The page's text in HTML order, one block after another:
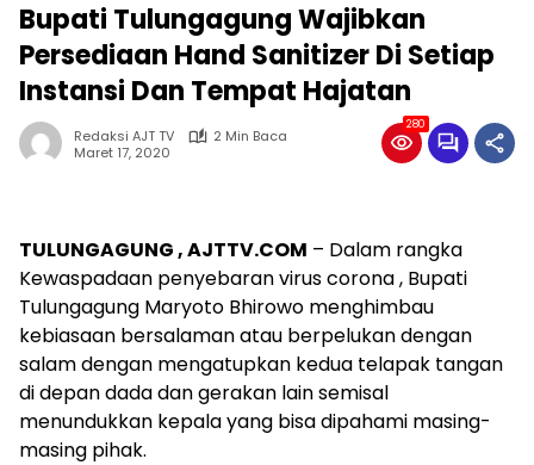
Bupati Tulungagung Wajibkan
Persediaan Hand Sanitizer Di Setiap
Instansi Dan Tempat Hajatan
Redaksi AJT TV
2 Min Baca
Maret 17, 2020
280
TULUNGAGUNG , AJTTV.COM – Dalam rangka
Kewaspadaan penyebaran virus corona , Bupati
Tulungagung Maryoto Bhirowo menghimbau
kebiasaan bersalaman atau berpelukan dengan
salam dengan mengatupkan kedua telapak tangan
di depan dada dan gerakan lain semisal
menundukkan kepala yang bisa dipahami masing-
masing pihak.